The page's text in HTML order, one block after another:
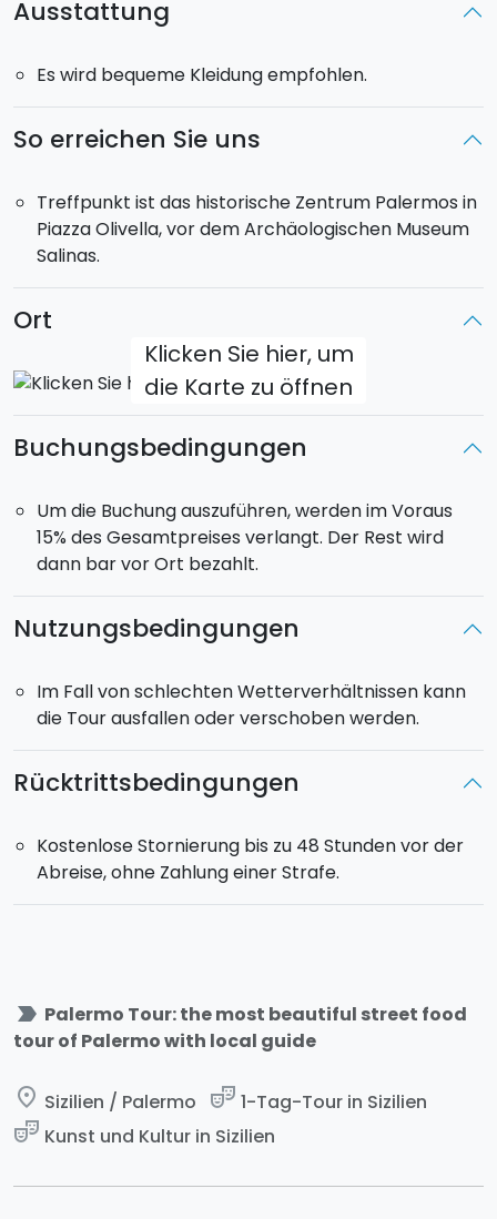
besonders authentische und charakteristische
Du probierst typische Spezialitäten wieSfincione,
Panelle, Arancina und Crocchè
genießt du den berühmten sizilianischen
Die Verkostungen finden in den besten lokalen
Frittierläden, bei Straßenverkäufern und in
traditionellen Tavernen statt – alles Orte fernab vom
Massentourismus.
Zu den historischen Sehenswürdigkeiten entlang der
Route gehören:Piazza Verdi, Capo-Markt, Kirche
der Unbefleckten Empfängnis, Markt von
Sant’Agostino, Vucciria-Markt, Quattro Canti
und Ballarò-Markt.
Treffpunkt:10:30 Uhr (für Kreuzfahrtgäste: 10:00 Uhr
am Hafen)
Ende der Tour:13:30 Uhr
Ausstattung
Es wird bequeme Kleidung empfohlen.
So erreichen Sie uns
Treffpunkt ist das historische Zentrum Palermos in
Piazza Olivella, vor dem Archäologischen Museum
Salinas.
Ort
Klicken Sie hier, um
die Karte zu öffnen
Buchungsbedingungen
Um die Buchung auszuführen, werden im Voraus
15% des Gesamtpreises verlangt. Der Rest wird
dann bar vor Ort bezahlt.
Nutzungsbedingungen
Im Fall von schlechten Wetterverhältnissen kann
die Tour ausfallen oder verschoben werden.
Rücktrittsbedingungen
Kostenlose Stornierung bis zu 48 Stunden vor der
Abreise, ohne Zahlung einer Strafe.
label_important Palermo Tour: the most beautiful street food
tour of Palermo with local guide
place Sizilien / Palermo theater_comedy 1-Tag-Tour in Sizilien
theater_comedy Kunst und Kultur in Sizilien